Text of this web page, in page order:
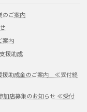
ご案内
案内
援助成
援助成金のご案内 ≪受付終
加店募集のお知らせ ≪受付